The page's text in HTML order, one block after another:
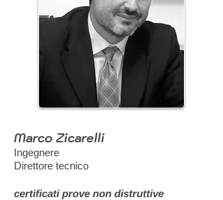
Marco Zicarelli
Ingegnere
Direttore tecnico
certificati prove non distruttive